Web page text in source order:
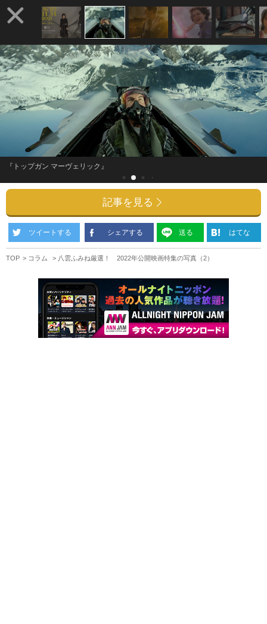
『トップガン マーヴェリック』
記事を見る
ツイートする シェアする 送る はてな
TOP コラム 八雲ふみね厳選！ 2022年公開映画特集の写真（2）